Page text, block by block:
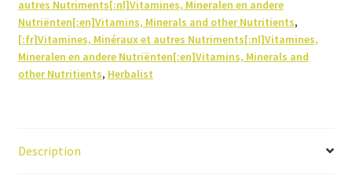
quantity
autres Nutriments[:nl]Vitamines, Mineralen en andere
Nutriënten[:en]Vitamins, Minerals and other Nutritients,
[:fr]Vitamines, Minéraux et autres Nutriments[:nl]Vitamines,
Mineralen en andere Nutriënten[:en]Vitamins, Minerals and
other Nutritients, Herbalist
Description